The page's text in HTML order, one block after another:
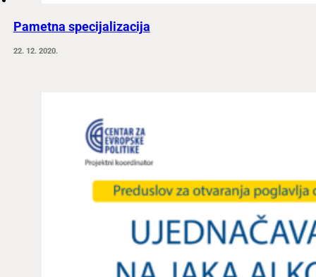
Pametna specijalizacija
22. 12. 2020.